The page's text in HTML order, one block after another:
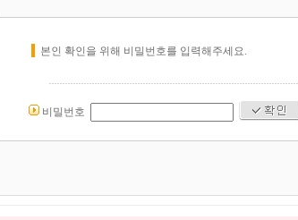
본인 확인을 위해 비밀번호를 입력해주세요.
비밀번호